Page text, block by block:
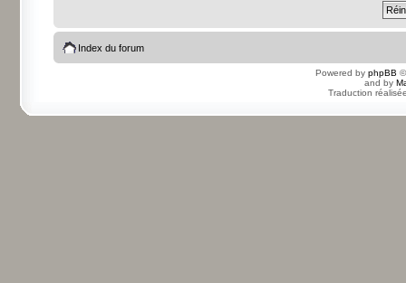
Index du forum
Powered by phpBB
and by
Traduction